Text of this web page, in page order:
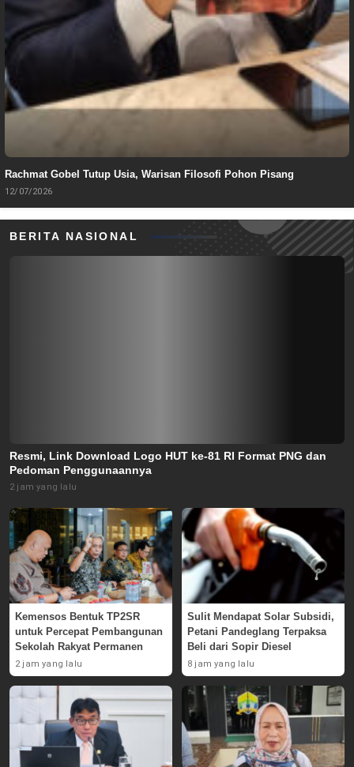
Rachmat Gobel Tutup Usia, Warisan Filosofi Pohon Pisang
12/07/2026
BERITA NASIONAL
Resmi, Link Download Logo HUT ke-81 RI Format PNG dan
Pedoman Penggunaannya
2 jam yang lalu
Kemensos Bentuk TP2SR
untuk Percepat Pembangunan
Sekolah Rakyat Permanen
2 jam yang lalu
Sulit Mendapat Solar Subsidi,
Petani Pandeglang Terpaksa
Beli dari Sopir Diesel
8 jam yang lalu